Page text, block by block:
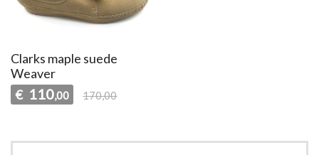
Clarks maple suede
Weaver
€ 110,00 170,00